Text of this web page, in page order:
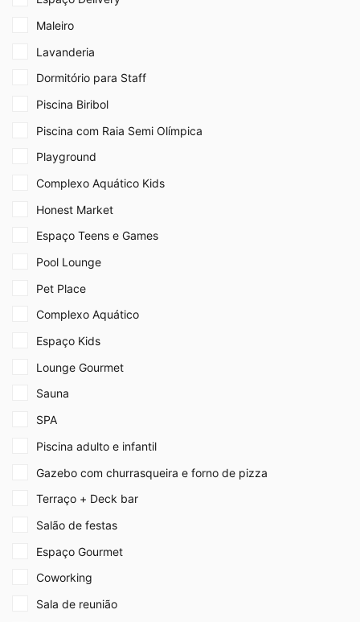
Maleiro
Lavanderia
Dormitório para Staff
Piscina Biribol
Piscina com Raia Semi Olímpica
Playground
Complexo Aquático Kids
Honest Market
Espaço Teens e Games
Pool Lounge
Pet Place
Complexo Aquático
Espaço Kids
Lounge Gourmet
Sauna
SPA
Piscina adulto e infantil
Gazebo com churrasqueira e forno de pizza
Terraço + Deck bar
Salão de festas
Espaço Gourmet
Coworking
Sala de reunião